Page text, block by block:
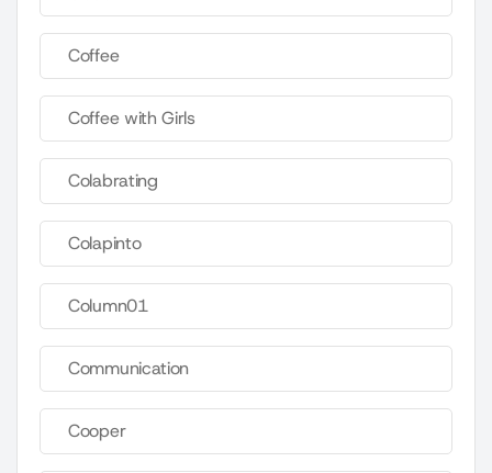
Coffee
Coffee with Girls
Colabrating
Colapinto
Column01
Communication
Cooper